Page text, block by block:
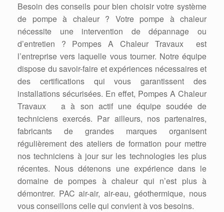
Besoin des conseils pour bien choisir votre système
de pompe à chaleur ? Votre pompe à chaleur
nécessite une intervention de dépannage ou
d’entretien ? Pompes A Chaleur Travaux est
l’entreprise vers laquelle vous tourner. Notre équipe
dispose du savoir-faire et expériences nécessaires et
des certifications qui vous garantissent des
installations sécurisées. En effet, Pompes A Chaleur
Travaux a à son actif une équipe soudée de
techniciens exercés. Par ailleurs, nos partenaires,
fabricants de grandes marques organisent
régulièrement des ateliers de formation pour mettre
nos techniciens à jour sur les technologies les plus
récentes. Nous détenons une expérience dans le
domaine de pompes à chaleur qui n’est plus à
démontrer. PAC air-air, air-eau, géothermique, nous
vous conseillons celle qui convient à vos besoins.